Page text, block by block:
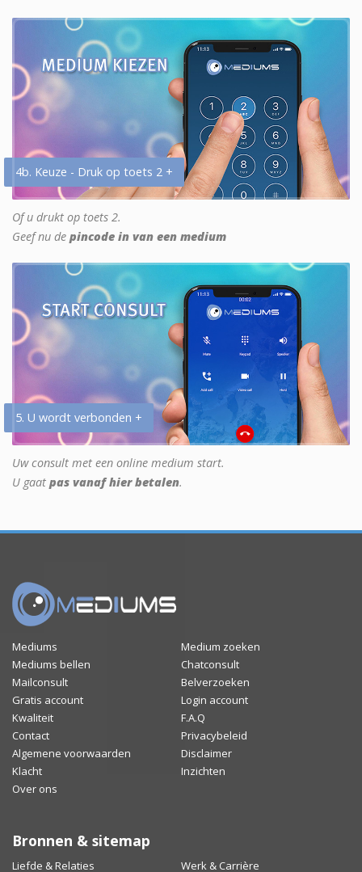
4b. Keuze - Druk op toets 2 +
Of u drukt op toets 2.
Geef nu de pincode in van een medium
5. U wordt verbonden +
Uw consult met een online medium start.
U gaat pas vanaf hier betalen.
Mediums
Medium zoeken
Mediums bellen
Chatconsult
Mailconsult
Belverzoeken
Gratis account
Login account
Kwaliteit
F.A.Q
Contact
Privacybeleid
Algemene voorwaarden
Disclaimer
Klacht
Inzichten
Over ons
Bronnen & sitemap
Liefde & Relaties Werk & Carrière